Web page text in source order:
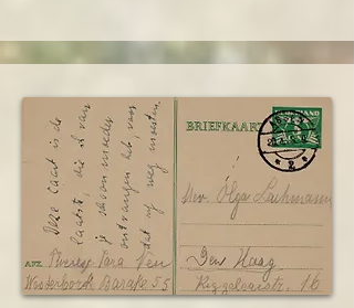
Enkelin Rene Eva Neu
geboren am 7. Februar 1932 in Berlin,
gestorben am 15. September 2025 in
Californien, USA
Bruder Martin Neu
geboren am 10. Januar 1862 in Fürth, Bayern,
Deutschland
ermordet am 20. März 1943 in Sobibor
Schwägerin Hermine Hechinger
geboren am 11. September 1868 in Fürth,
1932          Geburt von Enkelin Rene
Niederlande
1938          Flucht in die Niederlande
1941          Flucht der Familie des Sohnes in die
USA
1943          Ermordung des Bruders Martin Neu
                  und seiner Ehefrau Hermine in
Sobibor
1943          Verhaftung, Verschleppung und
Ermordung von
                  Ludwig und Therese Neu in Sobibor